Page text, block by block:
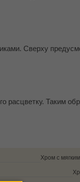
Сверху
расцветку. Таким
Хром с